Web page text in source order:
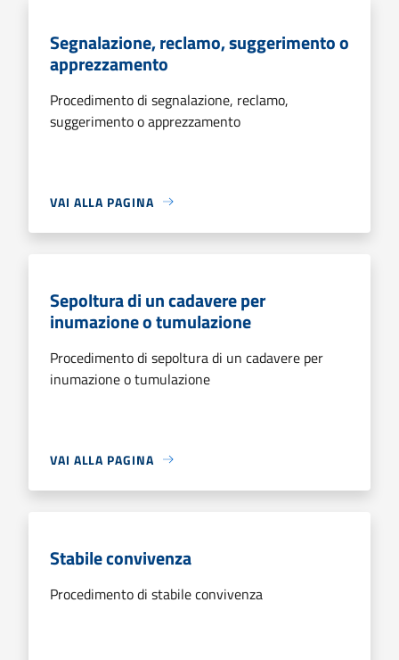
Segnalazione, reclamo, suggerimento o
apprezzamento
Procedimento di segnalazione, reclamo,
suggerimento o apprezzamento
VAI ALLA PAGINA
Sepoltura di un cadavere per
inumazione o tumulazione
Procedimento di sepoltura di un cadavere per
inumazione o tumulazione
VAI ALLA PAGINA
Stabile convivenza
Procedimento di stabile convivenza